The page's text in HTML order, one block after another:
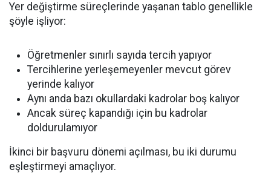
Yer değiştirme süreçlerinde yaşanan tablo genellikle
şöyle işliyor:
Öğretmenler sınırlı sayıda tercih yapıyor
Tercihlerine yerleşemeyenler mevcut görev
yerinde kalıyor
Aynı anda bazı okullardaki kadrolar boş kalıyor
Ancak süreç kapandığı için bu kadrolar
doldurulamıyor
İkinci bir başvuru dönemi açılması, bu iki durumu
eşleştirmeyi amaçlıyor.